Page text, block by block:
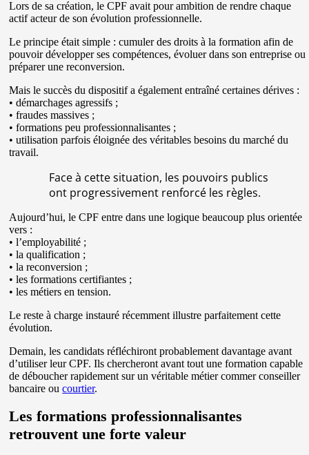
Lors de sa création, le CPF avait pour ambition de rendre chaque
actif acteur de son évolution professionnelle.
Le principe était simple : cumuler des droits à la formation afin de
pouvoir développer ses compétences, évoluer dans son entreprise ou
préparer une reconversion.
Mais le succès du dispositif a également entraîné certaines dérives :
• démarchages agressifs ;
• fraudes massives ;
• formations peu professionnalisantes ;
• utilisation parfois éloignée des véritables besoins du marché du
travail.
Face à cette situation, les pouvoirs publics
ont progressivement renforcé les règles.
Aujourd’hui, le CPF entre dans une logique beaucoup plus orientée
vers :
• l’employabilité ;
• la qualification ;
• la reconversion ;
• les formations certifiantes ;
• les métiers en tension.
Le reste à charge instauré récemment illustre parfaitement cette
évolution.
Demain, les candidats réfléchiront probablement davantage avant
d’utiliser leur CPF. Ils chercheront avant tout une formation capable
de déboucher rapidement sur un véritable métier commer conseiller
bancaire oucourtier.
Les formations professionnalisantes
retrouvent une forte valeur